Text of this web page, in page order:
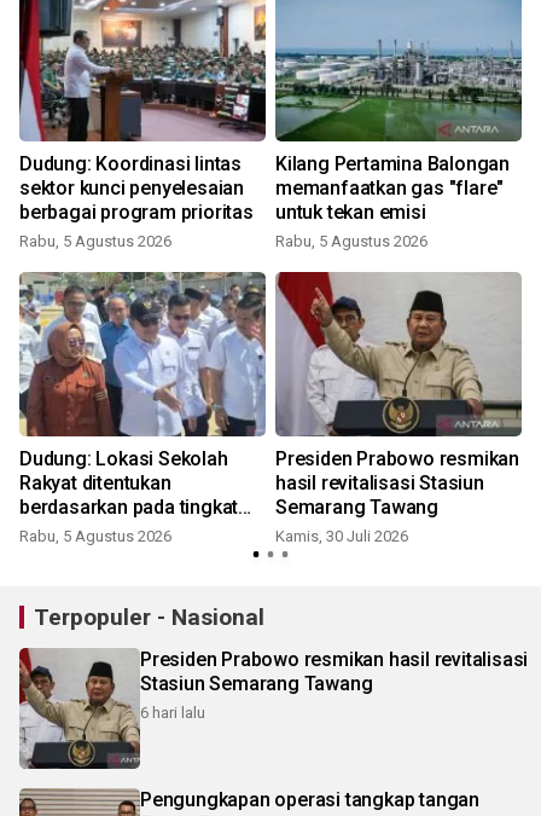
Dudung: Koordinasi lintas
sektor kunci penyelesaian
berbagai program prioritas
Rabu, 5 Agustus 2026
Kilang Pertamina Balongan
memanfaatkan gas "flare"
untuk tekan emisi
Rabu, 5 Agustus 2026
Dudung: Lokasi Sekolah
Rakyat ditentukan
berdasarkan pada tingkat
kemiskinan wilayah
Rabu, 5 Agustus 2026
Presiden Prabowo resmikan
hasil revitalisasi Stasiun
Semarang Tawang
Kamis, 30 Juli 2026
Terpopuler - Nasional
Presiden Prabowo resmikan hasil revitalisasi
Stasiun Semarang Tawang
6 hari lalu
Pengungkapan operasi tangkap tangan